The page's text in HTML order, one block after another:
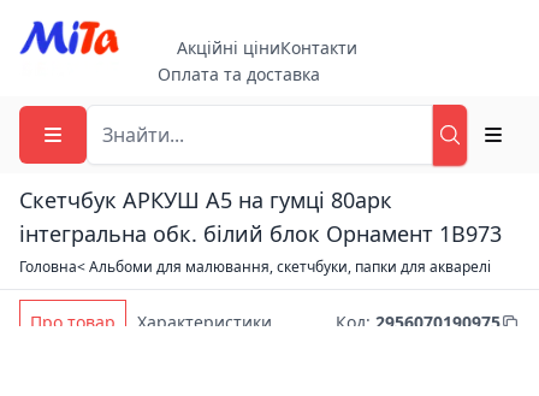
Акційні ціниКонтакти
Оплата та доставка
Скетчбук АРКУШ А5 на гумці 80арк
інтегральна обк. білий блок Орнамент 1B973
Головна< Альбоми для малювання, скетчбуки, папки для акварелі
Про товар Характеристики Код: 2956070190975